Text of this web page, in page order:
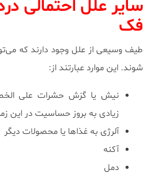
سایر علل احتمالی
فک
طیف وسیعی از علل وجود دارند که
شوند. این موارد عبارتند از:
نیش یا گزش حشرات علی
زیادی به بروز حساسیت در این
آلرژی به غذاها یا محصولات دیگر
آکنه
دمل